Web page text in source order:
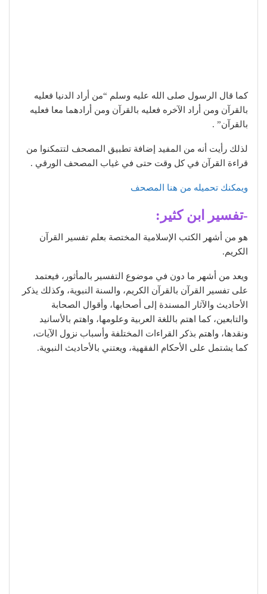
كما قال الرسول صلى الله عليه وسلم “من أراد الدنيا فعليه
بالقرآن ومن أراد الآخره فعليه بالقرآن ومن أرادهما معا فعليه
بالقرآن” .
لذلك رأيت أنه من المفيد إضافة تطبيق المصحف لتتمكنوا من
قراءة القرآن في كل وقت حتى في غياب المصحف الورقي .
ويمكنك تحميله من هنا المصحف
-تفسير ابن كثير:
هو من أشهر الكتب الإسلامية المختصة بعلم تفسير القرآن
الكريم.
ويعد من أشهر ما دون في موضوع التفسير بالمأثور، فيعتمد
على تفسير القرآن بالقرآن الكريم، والسنة النبوية، وكذلك يذكر
الأحاديث والآثار المسندة إلى أصحابها، وأقوال الصحابة
والتابعين، كما اهتم باللغة العربية وعلومها، واهتم بالأسانيد
ونقدها، واهتم بذكر القراءات المختلفة وأسباب نزول الآيات،
كما يشتمل على الأحكام الفقهية، ويعتني بالأحاديث النبوية.